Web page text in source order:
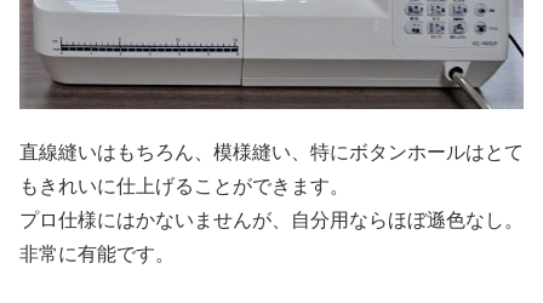
直線縫いはもちろん、模様縫い、特にボタンホールはとて
もきれいに仕上げることができます。
プロ仕様にはかないませんが、自分用ならほぼ遜色なし。
非常に有能です。